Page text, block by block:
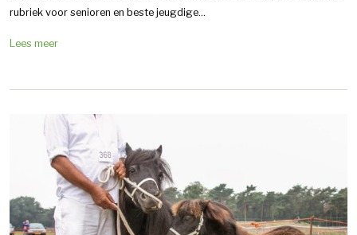
rubriek voor senioren en beste jeugdige...
Lees meer